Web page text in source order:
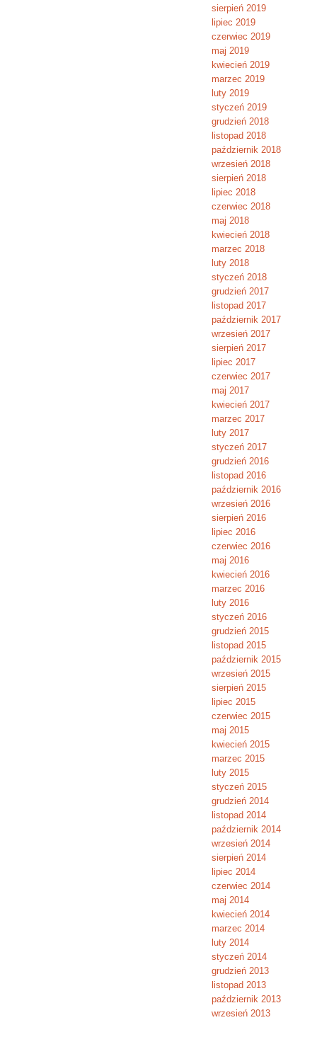
sierpień 2019
lipiec 2019
czerwiec 2019
maj 2019
kwiecień 2019
marzec 2019
luty 2019
styczeń 2019
grudzień 2018
listopad 2018
październik 2018
wrzesień 2018
sierpień 2018
lipiec 2018
czerwiec 2018
maj 2018
kwiecień 2018
marzec 2018
luty 2018
styczeń 2018
grudzień 2017
listopad 2017
październik 2017
wrzesień 2017
sierpień 2017
lipiec 2017
czerwiec 2017
maj 2017
kwiecień 2017
marzec 2017
luty 2017
styczeń 2017
grudzień 2016
listopad 2016
październik 2016
wrzesień 2016
sierpień 2016
lipiec 2016
czerwiec 2016
maj 2016
kwiecień 2016
marzec 2016
luty 2016
styczeń 2016
grudzień 2015
listopad 2015
październik 2015
wrzesień 2015
sierpień 2015
lipiec 2015
czerwiec 2015
maj 2015
kwiecień 2015
marzec 2015
luty 2015
styczeń 2015
grudzień 2014
listopad 2014
październik 2014
wrzesień 2014
sierpień 2014
lipiec 2014
czerwiec 2014
maj 2014
kwiecień 2014
marzec 2014
luty 2014
styczeń 2014
grudzień 2013
listopad 2013
październik 2013
wrzesień 2013